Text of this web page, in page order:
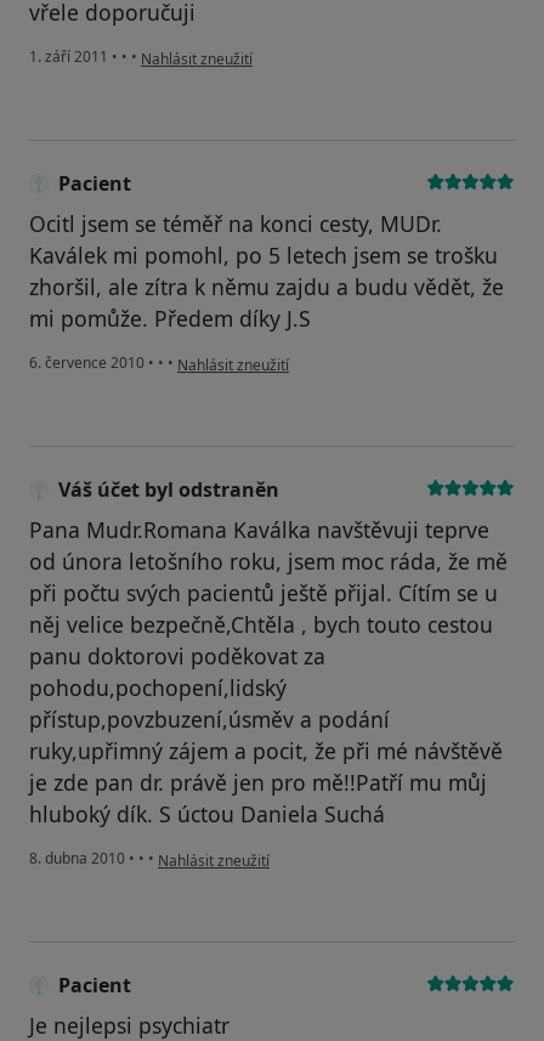
vřele doporučuji
1. září 2011 • • • podle názoru uživatele Pacient
Nahlásit zneužití
Pacient
Ocitl jsem se téměř na konci cesty, MUDr.
Kaválek mi pomohl, po 5 letech jsem se trošku
zhoršil, ale zítra k němu zajdu a budu vědět, že
mi pomůže. Předem díky J.S
6. července 2010 • • • podle názoru uživatele Pacient
Nahlásit zneužití
Váš účet byl odstraněn
Pana Mudr.Romana Kaválka navštěvuji teprve
od února letošního roku, jsem moc ráda, že mě
při počtu svých pacientů ještě přijal. Cítím se u
něj velice bezpečně,Chtěla , bych touto cestou
panu doktorovi poděkovat za
pohodu,pochopení,lidský
přístup,povzbuzení,úsměv a podání
ruky,upřimný zájem a pocit, že při mé návštěvě
je zde pan dr. právě jen pro mě!!Patří mu můj
hluboký dík. S úctou Daniela Suchá
8. dubna 2010 • • • podle názoru uživatele Váš účet byl odstraněn
Nahlásit zneužití
Pacient
Je nejlepsi psychiatr